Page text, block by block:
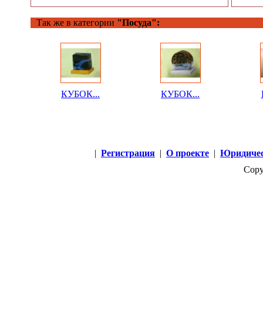
Так же в категории "Посуда":
КУБОК... КУБОК...
| Регистрация | О проекте |